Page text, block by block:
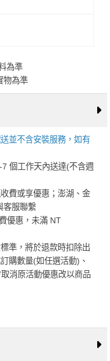
為準
物為準
並不含安裝服務，如有
個工作天內送達(不含週
費或享優惠；澎湖、金
客服聯繫
優惠，未滿 NT
準，將於退款時扣除出
購數量(如任選活動)、
消原活動優惠改以商品